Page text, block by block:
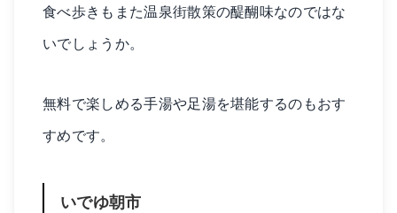
食べ歩きもまた温泉街散策の醍醐味なのではな
いでしょうか。
無料で楽しめる手湯や足湯を堪能するのもおす
すめです。
いでゆ朝市